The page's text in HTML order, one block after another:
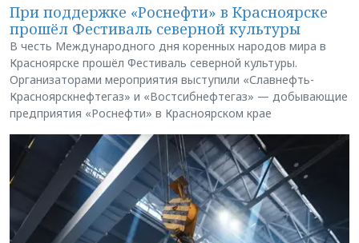
При поддержке «Роснефти» в Красноярске
прошёл Фестиваль северной культуры
В честь Международного дня коренных народов мира в
Красноярске прошёл Фестиваль северной культуры.
Организаторами мероприятия выступили «Славнефть-
Красноярскнефтегаз» и «Востсибнефтегаз» — добывающие
предприятия «Роснефти» в Красноярском крае